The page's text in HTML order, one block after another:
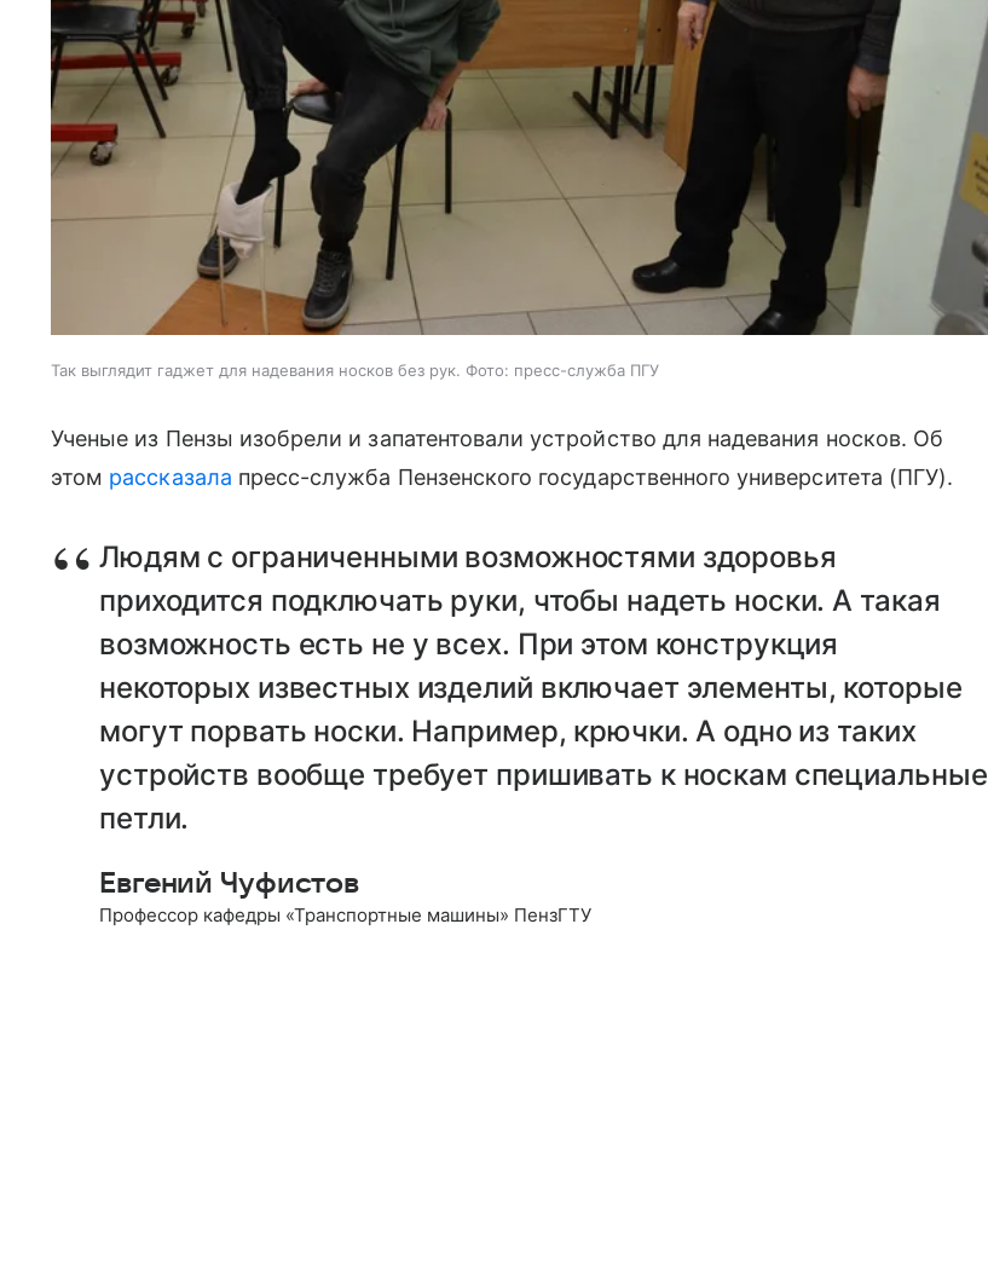
Так выглядит гаджет для надевания носков без рук. Фото: пресс-служба ПГУ
Ученые из Пензы изобрели и запатентовали устройство для надевания носков. Об
этом рассказала пресс-служба Пензенского государственного университета (ПГУ).
Людям с ограниченными возможностями здоровья
приходится подключать руки, чтобы надеть носки. А такая
возможность есть не у всех. При этом конструкция
некоторых известных изделий включает элементы, которые
могут порвать носки. Например, крючки. А одно из таких
устройств вообще требует пришивать к носкам специальные
петли.
Евгений Чуфистов
Профессор кафедры «Транспортные машины» ПензГТУ